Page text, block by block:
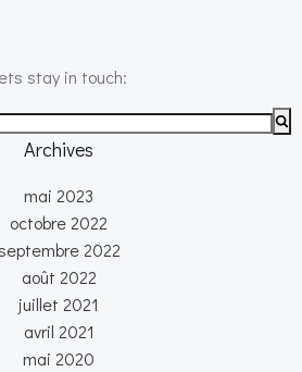
stay in touch:
Archives
mai 2023
octobre 2022
2022
août 2022
juillet 2021
avril 2021
mai 2020